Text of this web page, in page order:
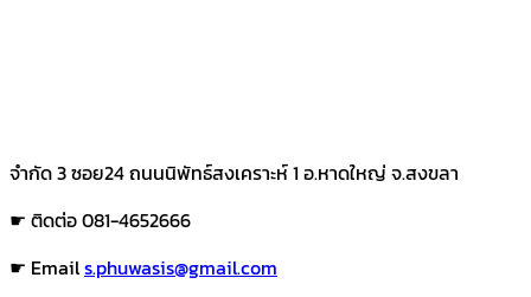
จำกัด 3 ซอย24 ถนนนิพัทธ์สงเคราะห์ 1 อ.หาดใหญ่ จ.สงขลา
☛ ติดต่อ 081-4652666
☛ Emails.phuwasis@gmail.com